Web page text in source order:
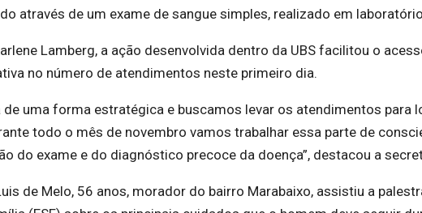
através de um exame de sangue simples, realizado em
Lamberg, a ação desenvolvida dentro da UBS facilitou o
no número de atendimentos neste primeiro dia.
de uma forma estratégica e buscamos levar os atendimentos para
todo o mês de novembro vamos trabalhar essa parte de
do exame e do diagnóstico precoce da doença”, destacou a
de Melo, 56 anos, morador do bairro Marabaixo, assistiu a